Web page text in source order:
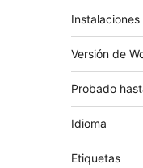
Versión de
Probado
Idioma
Etiquetas